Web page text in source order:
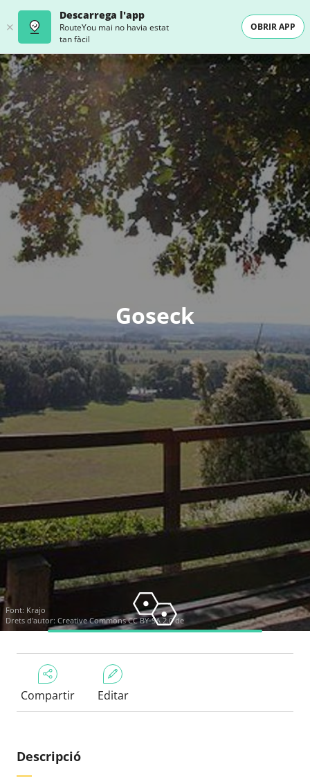
Descarrega l'app
RouteYou mai no havia estat
tan fàcil
OBRIR APP
Goseck
Font: Krajo
Drets d'autor: Creative Commons CC BY-SA 2.0 de
Compartir Editar
Descripció